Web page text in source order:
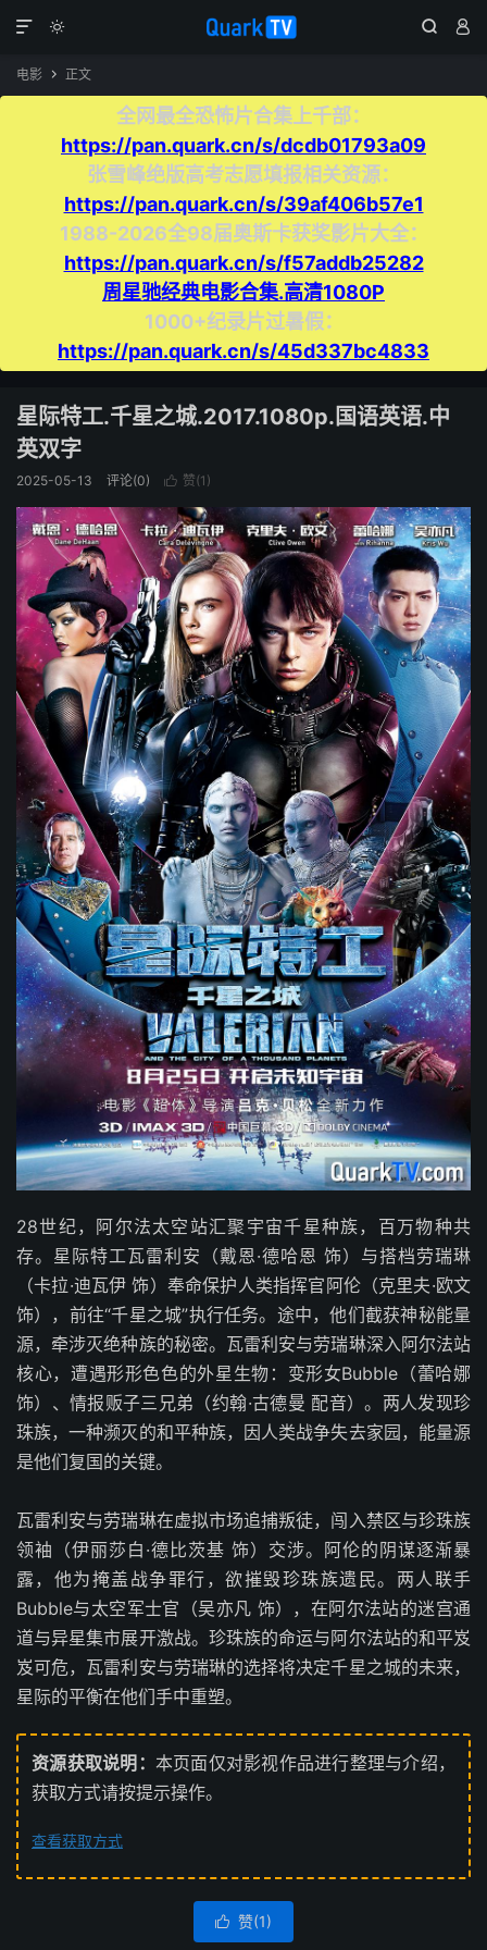
  

电影  正文
全网最全恐怖片合集上千部：
https://pan.quark.cn/s/dcdb01793a09
张雪峰绝版高考志愿填报相关资源：
https://pan.quark.cn/s/39af406b57e1
1988-2026全98届奥斯卡获奖影片大全：
https://pan.quark.cn/s/f57addb25282
周星驰经典电影合集.高清1080P
1000+纪录片过暑假：
https://pan.quark.cn/s/45d337bc4833
星际特工.千星之城.2017.1080p.国语英语.中
英双字
2025-05-13 评论(0)  赞(1 )
28世纪，阿尔法太空站汇聚宇宙千星种族，百万物种共
存。星际特工瓦雷利安（戴恩·德哈恩 饰）与搭档劳瑞琳
（卡拉·迪瓦伊 饰）奉命保护人类指挥官阿伦（克里夫·欧文
饰），前往“千星之城”执行任务。途中，他们截获神秘能量
源，牵涉灭绝种族的秘密。瓦雷利安与劳瑞琳深入阿尔法站
核心，遭遇形形色色的外星生物：变形女Bubble（蕾哈娜
饰）、情报贩子三兄弟（约翰·古德曼 配音）。两人发现珍
珠族，一种濒灭的和平种族，因人类战争失去家园，能量源
是他们复国的关键。
瓦雷利安与劳瑞琳在虚拟市场追捕叛徒，闯入禁区与珍珠族
领袖（伊丽莎白·德比茨基 饰）交涉。阿伦的阴谋逐渐暴
露，他为掩盖战争罪行，欲摧毁珍珠族遗民。两人联手
Bubble与太空军士官（吴亦凡 饰），在阿尔法站的迷宫通
道与异星集市展开激战。珍珠族的命运与阿尔法站的和平岌
岌可危，瓦雷利安与劳瑞琳的选择将决定千星之城的未来，
星际的平衡在他们手中重塑。
资源获取说明： 本页面仅对影视作品进行整理与介绍，
获取方式请按提示操作。
查看获取方式
 赞(1)